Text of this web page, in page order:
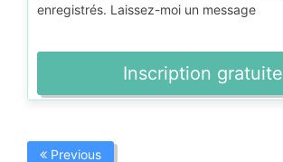
enregistrés. Laissez-moi un message
Inscription gratuite
Previous